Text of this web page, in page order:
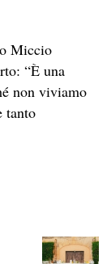
Miccio
“È una
non viviamo
tanto